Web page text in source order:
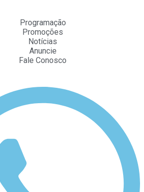
Programação
Promoções
Notícias
Anuncie
Fale Conosco